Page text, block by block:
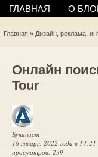
ГЛАВНАЯ О
Главная » Дизайн, реклама,
Онлайн
Tour
Букинист
16 января, 2022 года в 14:21
просмотров: 239